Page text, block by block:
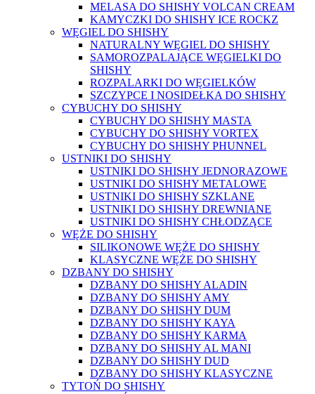
MELASA DO SHISHY VOLCAN CREAM
KAMYCZKI DO SHISHY ICE ROCKZ
WĘGIEL DO SHISHY
NATURALNY WĘGIEL DO SHISHY
SAMOROZPALAJĄCE WĘGIELKI DO
SHISHY
ROZPALARKI DO WĘGIELKÓW
SZCZYPCE I NOSIDEŁKA DO SHISHY
CYBUCHY DO SHISHY
CYBUCHY DO SHISHY MASTA
CYBUCHY DO SHISHY VORTEX
CYBUCHY DO SHISHY PHUNNEL
USTNIKI DO SHISHY
USTNIKI DO SHISHY JEDNORAZOWE
USTNIKI DO SHISHY METALOWE
USTNIKI DO SHISHY SZKLANE
USTNIKI DO SHISHY DREWNIANE
USTNIKI DO SHISHY CHŁODZĄCE
WĘŻE DO SHISHY
SILIKONOWE WĘŻE DO SHISHY
KLASYCZNE WĘŻE DO SHISHY
DZBANY DO SHISHY
DZBANY DO SHISHY ALADIN
DZBANY DO SHISHY AMY
DZBANY DO SHISHY DUM
DZBANY DO SHISHY KAYA
DZBANY DO SHISHY KARMA
DZBANY DO SHISHY AL MANI
DZBANY DO SHISHY DUD
DZBANY DO SHISHY KLASYCZNE
TYTOŃ DO SHISHY